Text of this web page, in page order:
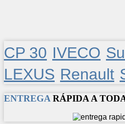
CP 30 IVECO
LEXUS Renault
ENTREGA RÁPIDA A